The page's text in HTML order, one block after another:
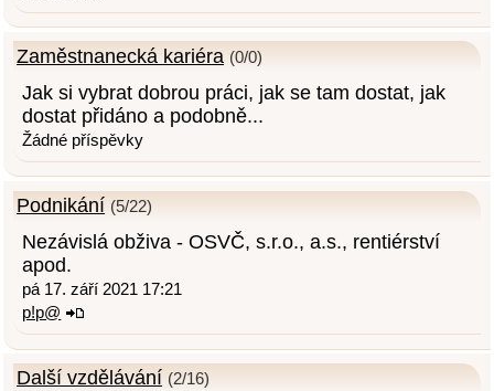
Zaměstnanecká kariéra (0/0)
Jak si vybrat dobrou práci, jak se tam dostat, jak
dostat přidáno a podobně...
Žádné příspěvky
Podnikání (5/22)
Nezávislá obživa - OSVČ, s.r.o., a.s., rentiérství
apod.
pá 17. září 2021 17:21
p!p@
Další vzdělávání (2/16)